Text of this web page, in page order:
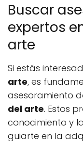
Buscar
expertos
arte
Si estás
arte, es
asesoramiento
del arte. Estos
conocimiento y
guiarte en la